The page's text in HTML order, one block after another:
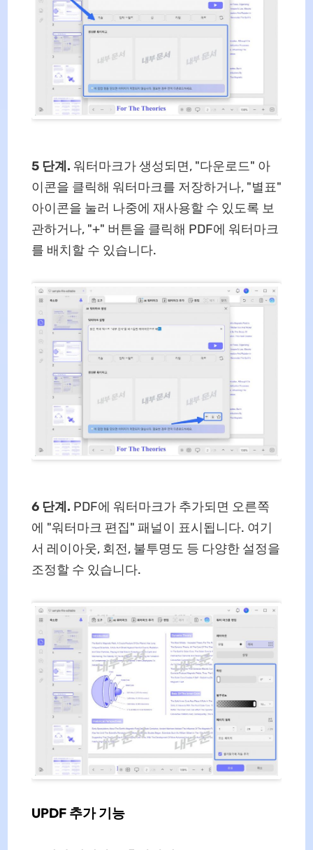
5 단계. 워터마크가 생성되면, "다운로드" 아
이콘을 클릭해 워터마크를 저장하거나, "별표"
아이콘을 눌러 나중에 재사용할 수 있도록 보
관하거나, "+" 버튼을 클릭해 PDF에 워터마크
를 배치할 수 있습니다.
6단계 . PDF에 워터마크가 추가되면 오른쪽
에 "워터마크 편집" 패널이 표시됩니다. 여기
서 레이아웃, 회전, 불투명도 등 다양한 설정을
조정할 수 있습니다.
UPDF 추가 기능